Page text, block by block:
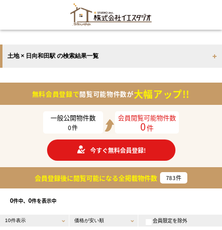
土地 × 日向和田駅 の検索結果一覧
無料会員登録で閲覧可能物件数が大幅アップ!!
一般公開物件数
0件
会員閲覧可能物件数
0件
今すぐ無料会員登録!
会員登録後に閲覧可能になる全掲載物件数 783件
0件中、 0件を表示中
会員限定を除外